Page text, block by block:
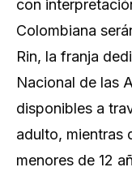
con
Colombiana
Rin, la franja
Nacional de las
disponibles a
adulto, mientras
menores de 12